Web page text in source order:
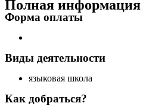
Полная информация
Форма оплаты
Виды деятельности
языковая школа
Как добраться?